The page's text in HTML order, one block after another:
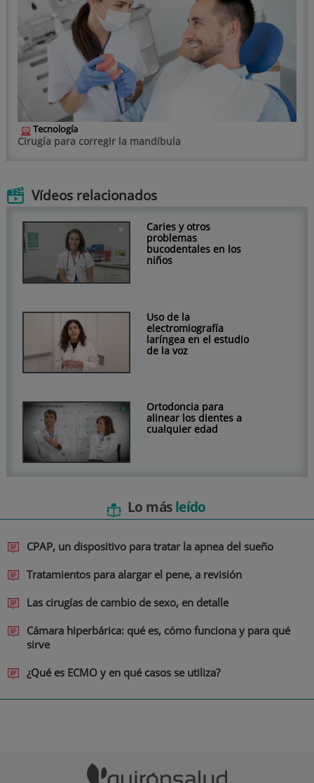
Tecnología
Cirugía para corregir la mandíbula
Vídeos relacionados
Caries y otros
problemas
bucodentales en los
niños
Uso de la
electromiografía
laríngea en el estudio
de la voz
Ortodoncia para
alinear los dientes a
cualquier edad
Lo másleído
CPAP, un dispositivo para tratar la apnea del sueño
Tratamientos para alargar el pene, a revisión
Las cirugías de cambio de sexo, en detalle
Cámara hiperbárica: qué es, cómo funciona y para qué
sirve
¿Qué es ECMO y en qué casos se utiliza?